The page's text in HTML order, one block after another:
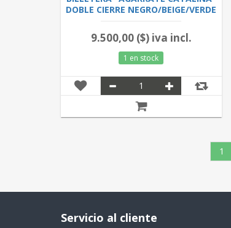
DOBLE CIERRE NEGRO/BEIGE/VERDE
9.25
9.500,00 ($) iva incl.
1 en stock
1
Servicio al cliente